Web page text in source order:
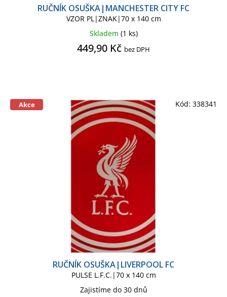
DISNEY STUDIO FORTNITE
FORTNITE SÉRIE
FROZEN - LEDOVÉ KRÁLOVSTVÍ
FROZEN SÉRIE
GABBY DOLHOUSE
GÁBININ KOUZELNÝ DOMEK
HARLEY QUINN HARRY POTTER
HARRY POTTER SÉRIE
HELLO KITTY
Ručník Sety školních potřeb
Sklenice Taška cestovní
RUČNÍK OSUŠKA|MANCHESTER CITY FC
VZOR PL|ZNAK|70 x 140 cm
Skladem (1 ks)
449,90 Kč bez DPH
Akce
RUČNÍK OSUŠKA|LIVERPOOL FC
PULSE L.F.C.|70 x 140 cm
Zajistíme do 30 dnů
Kód: 338341